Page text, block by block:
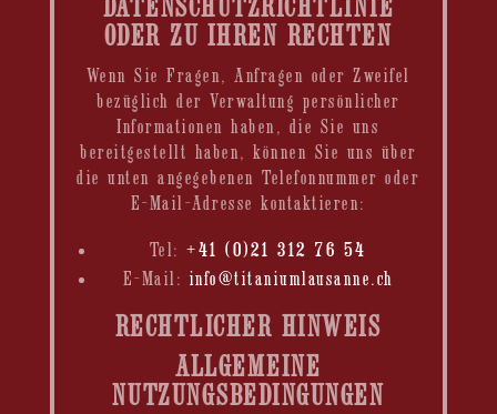
DATENSCHUTZRICHTLINIE
ODER ZU IHREN RECHTEN
Wenn Sie Fragen, Anfragen oder Zweifel
bezüglich der Verwaltung persönlicher
Informationen haben, die Sie uns
bereitgestellt haben, können Sie uns über
die unten angegebenen Telefonnummer oder
E-Mail-Adresse kontaktieren:
Tel:+41 (0)21 312 76 54
E-Mail: info@titaniumlausanne.ch
RECHTLICHER HINWEIS
ALLGEMEINE
NUTZUNGSBEDINGUNGEN